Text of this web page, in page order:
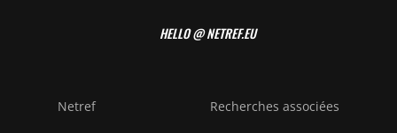
HELLO @ NETREF.EU
Netref Recherches associées